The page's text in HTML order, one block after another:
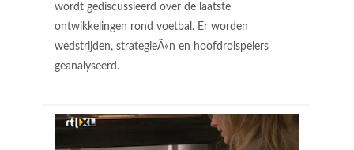
wordt gediscussieerd over de laatste
ontwikkelingen rond voetbal. Er worden
wedstrijden, strategieÃ«n en hoofdrolspelers
geanalyseerd.